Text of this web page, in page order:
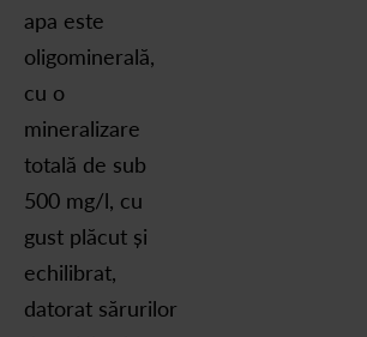
apa este
oligominerală,
cu o
mineralizare
totală de sub
500 mg/l, cu
gust plăcut și
echilibrat,
datorat sărurilor